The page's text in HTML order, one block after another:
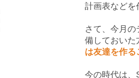
計画表などを
さて、今月
備しておいた
は友達を作る
今の時代は、